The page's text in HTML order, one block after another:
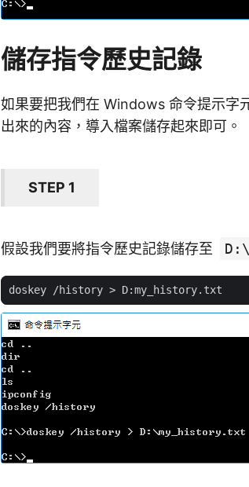
儲存指令歷史記錄
如果要把我們在 Windows 命令提示字
出來的內容，導入檔案儲存起來即可。
STEP 1
假設我們要將指令歷史記錄儲存至